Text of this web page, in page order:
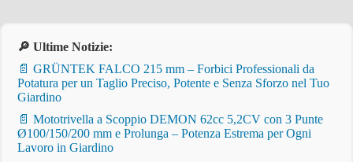
🔎 Ultime Notizie:
📄 GRÜNTEK FALCO 215 mm – Forbici Professionali da
Potatura per un Taglio Preciso, Potente e Senza Sforzo nel Tuo
Giardino
📄 Mototrivella a Scoppio DEMON 62cc 5,2CV con 3 Punte
Ø100/150/200 mm e Prolunga – Potenza Estrema per Ogni
Lavoro in Giardino